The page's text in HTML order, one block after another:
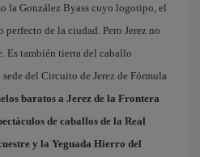
la González Byass cuyo logotipo, el
de la ciudad. Pero Jerez no
Es también tierra del caballo
del Circuito de Jerez de Fórmula
baratos a Jerez de la Frontera
de caballos de la Real
y la Yeguada Hierro del